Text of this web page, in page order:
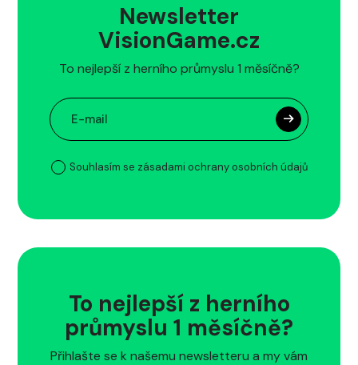
Newsletter
VisionGame.cz
To nejlepší z herního průmyslu 1 měsíčně?
Souhlasím se zásadami ochrany osobních údajů
To nejlepší z herního
průmyslu 1 měsíčně?
Přihlašte se k našemu newsletteru a my vám